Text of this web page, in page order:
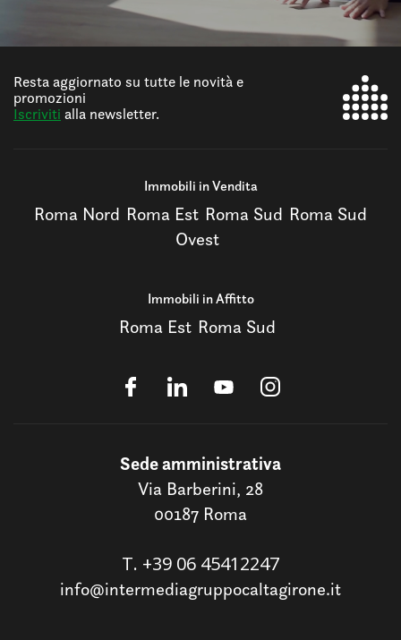
Resta aggiornato su tutte le novità e
promozioni
Iscriviti alla newsletter.
Immobili in Vendita
Roma Nord Roma Est Roma Sud Roma Sud
Ovest
Immobili in Affitto
Roma Est Roma Sud
Sede amministrativa
Via Barberini, 28
00187 Roma
T. +39 06 45412247
info@intermediagruppocaltagirone.it